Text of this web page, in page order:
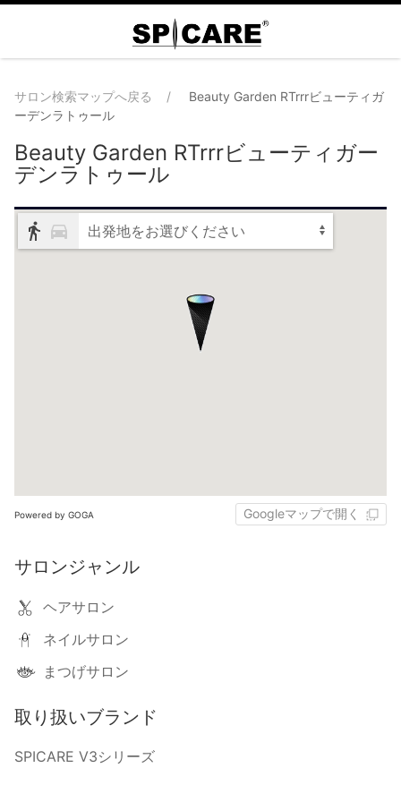
サロン検索マップへ戻る
Beauty Garden RTrrrビューティガ
ーデンラトゥール
Beauty Garden RTrrrビューティガー
デンラトゥール
出発地をお選びください
Powered by GOGA Googleマップで開く
サロンジャンル
ヘアサロン
ネイルサロン
まつげサロン
取り扱いブランド
SPICARE V3シリーズ